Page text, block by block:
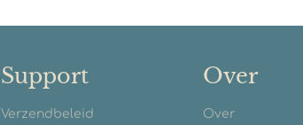
Support
Verzendbeleid
Over
Over